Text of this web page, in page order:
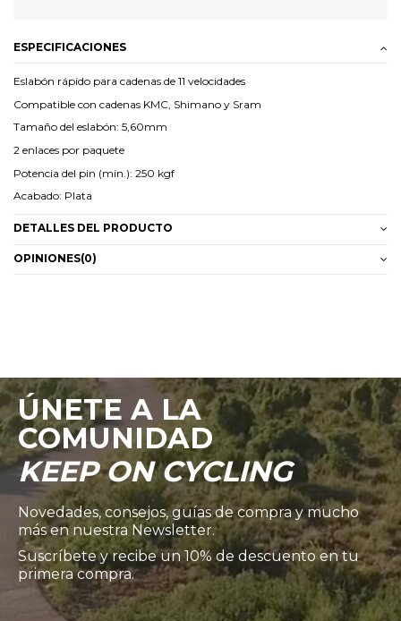
ESPECIFICACIONES
Eslabón rápido para cadenas de 11 velocidades
Compatible con cadenas KMC, Shimano y Sram
Tamaño del eslabón: 5,60mm
2 enlaces por paquete
Potencia del pin (mín.): 250 kgf
Acabado: Plata
DETALLES DEL PRODUCTO
OPINIONES(0)
ÚNETE A LA
COMUNIDAD
KEEP ON CYCLING
Novedades, consejos, guías de compra y mucho
más en nuestra Newsletter.
Suscríbete y recibe un 10% de descuento en tu
primera compra.